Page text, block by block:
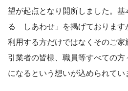
望が起点となり開所しました。基
る しあわせ」を掲げております
利用する方だけではなくそのご家
引業者の皆様、職員等すべての
になるという想いが込められてい